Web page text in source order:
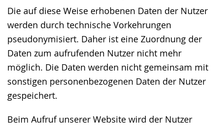
Die auf diese Weise erhobenen Daten der Nutzer
werden durch technische Vorkehrungen
pseudonymisiert. Daher ist eine Zuordnung der
Daten zum aufrufenden Nutzer nicht mehr
möglich. Die Daten werden nicht gemeinsam mit
sonstigen personenbezogenen Daten der Nutzer
gespeichert.
Beim Aufruf unserer Website wird der Nutzer